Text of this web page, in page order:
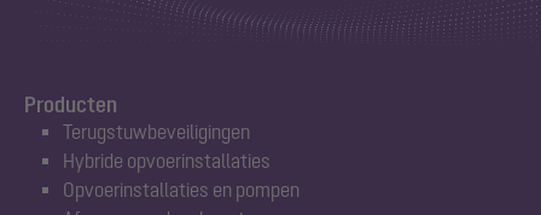
Producten
Terugstuwbeveiligingen
Hybride opvoerinstallaties
Opvoerinstallaties en pompen